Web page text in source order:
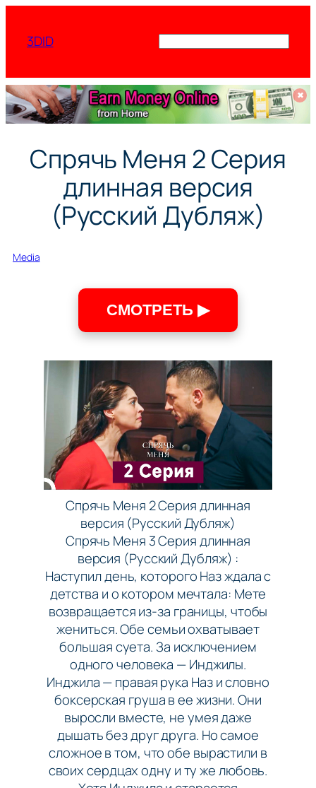
содержимому
3DID
✖
Спрячь Меня 2 Серия
длинная версия
(Русский Дубляж)
Media
СМОТРЕТЬ ▶
Спрячь Меня 2 Серия длинная
версия (Русский Дубляж)
Спрячь Меня 3 Серия длинная
версия (Русский Дубляж) :
Наступил день, которого Наз ждала с
детства и о котором мечтала: Мете
возвращается из-за границы, чтобы
жениться. Обе семьи охватывает
большая суета. За исключением
одного человека — Инджилы.
Инджила — правая рука Наз и словно
боксерская груша в ее жизни. Они
выросли вместе, не умея даже
дышать без друг друга. Но самое
сложное в том, что обе вырастили в
своих сердцах одну и ту же любовь.